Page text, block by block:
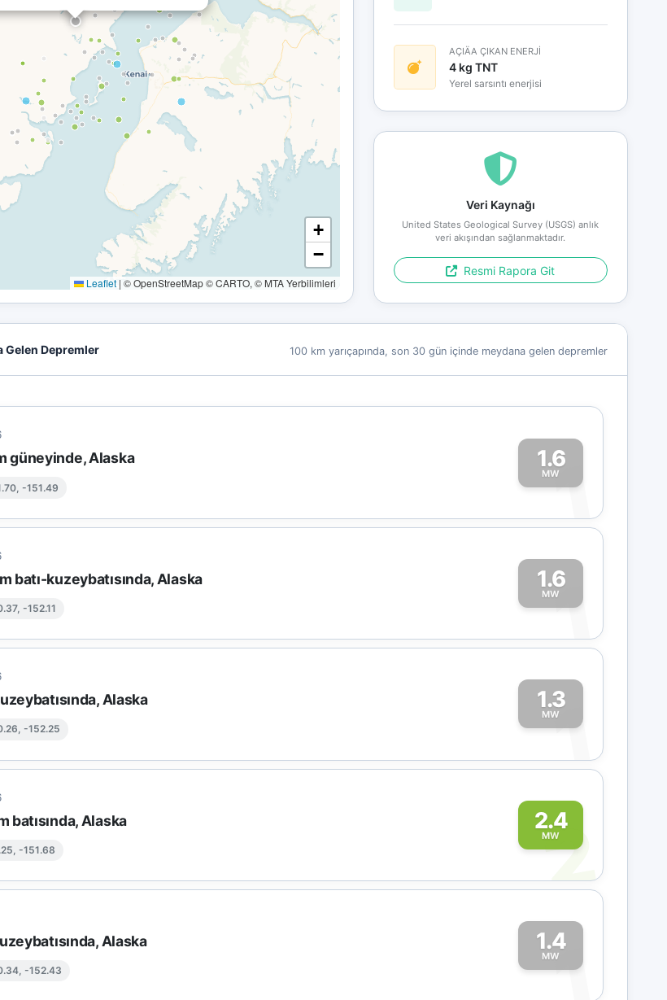
+
−
Leaflet | © OpenStreetMap © CARTO, © MTA Yerbilimleri
AÇIÄA ÇIKAN ENERJİ
4 kg TNT
Yerel sarsıntı enerjisi
Veri Kaynağı
United States Geological Survey (USGS) anlık
veri akışından sağlanmaktadır.
Resmi Rapora Git
Gelen Depremler 100 km yarıçapında, son 30 gün içinde meydana gelen depremler
güneyinde, Alaska
-151.49
1.6
MW
1
batı-kuzeybatısında, Alaska
-152.11
1.6
MW
1
Alaska
-152.25
1.3
MW
1
batısında, Alaska
-151.68
2.4
MW
2
Alaska
-152.43
1.4
MW
1